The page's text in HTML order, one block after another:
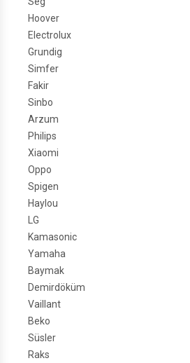
Hoover
Electrolux
Grundig
Simfer
Fakir
Sinbo
Arzum
Philips
Xiaomi
Oppo
Spigen
Haylou
LG
Kamasonic
Yamaha
Baymak
Demirdöküm
Vaillant
Beko
Süsler
Raks